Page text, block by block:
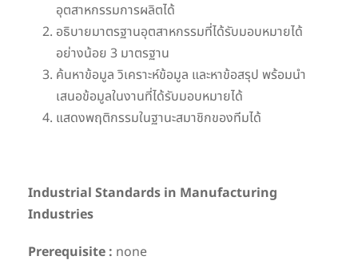
อุตสาหกรรมการผลิตได้
อธิบายมาตรฐานอุตสาหกรรมที่ได้รับมอบหมายได้
อย่างน้อย 3 มาตรฐาน
ค้นหาข้อมูล วิเคราะห์ข้อมูล และหาข้อสรุป พร้อมนำ
เสนอข้อมูลในงานที่ได้รับมอบหมายได้
แสดงพฤติกรรมในฐานะสมาชิกของทีมได้
Industrial Standards in Manufacturing
Industries
Prerequisite : none